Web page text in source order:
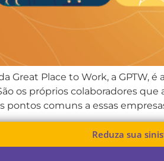
Great Place to Work, a GPTW,
os próprios colaboradores
pontos comuns a essas
Reduza sua